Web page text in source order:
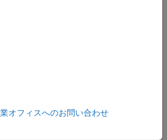
from the MATLAB
オフィスへのお問い合わせ